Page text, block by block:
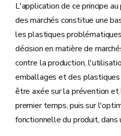
L'application de ce principe
des marchés constitue une
les plastiques
décision en matière de
contre la production,
emballages et des plastiques
être axée sur la prévention et
premier temps, puis sur
fonctionnelle du produit, dans